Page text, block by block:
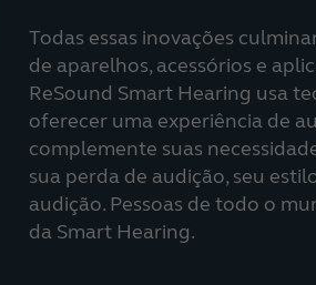
Todas essas inovações
de aparelhos, acessórios e
ReSound Smart Hearing usa
oferecer uma experiência de
complemente suas
sua perda de audição, seu
audição. Pessoas de todo o
da Smart Hearing.